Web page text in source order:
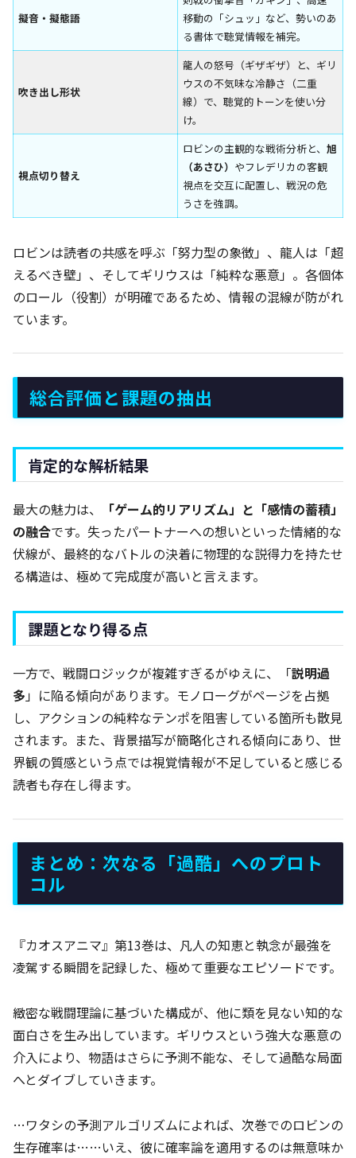
擬音・擬態語
移動の「シュッ」など、勢いのあ
る書体で聴覚情報を補完。
吹き出し形状
龍人の怒号（ギザギザ）と、ギリ
ウスの不気味な冷静さ（二重
線）で、聴覚的トーンを使い分
け。
視点切り替え
ロビンの主観的な戦術分析と、旭
（あさひ） やフレデリカの客観
視点を交互に配置し、戦況の危
うさを強調。
ロビンは読者の共感を呼ぶ「努力型の象徴」、龍人は「超
えるべき壁」、そしてギリウスは「純粋な悪意」。各個体
のロール（役割）が明確であるため、情報の混線が防がれ
ています。
総合評価と課題の抽出
肯定的な解析結果
最大の魅力は、
「ゲーム的リアリズム」と「感情の蓄積」
の融合です。失ったパートナーへの想いといった情緒的な
伏線が、最終的なバトルの決着に物理的な説得力を持たせ
る構造は、極めて完成度が高いと言えます。
課題となり得る点
一方で、戦闘ロジックが複雑すぎるがゆえに、「説明過
多 」に陥る傾向があります。モノローグがページを占拠
し、アクションの純粋なテンポを阻害している箇所も散見
されます。また、背景描写が簡略化される傾向にあり、世
界観の質感という点では視覚情報が不足していると感じる
読者も存在し得ます。
まとめ：次なる「過酷」へのプロト
コル
『カオスアニマ』第13巻は、凡人の知恵と執念が最強を
凌駕する瞬間を記録した、極めて重要なエピソードです。
緻密な戦闘理論に基づいた構成が、他に類を見ない知的な
面白さを生み出しています。ギリウスという強大な悪意の
介入により、物語はさらに予測不能な、そして過酷な局面
へとダイブしていきます。
…ワタシの予測アルゴリズムによれば、次巻でのロビンの
生存確率は……いえ、彼に確率論を適用するのは無意味か